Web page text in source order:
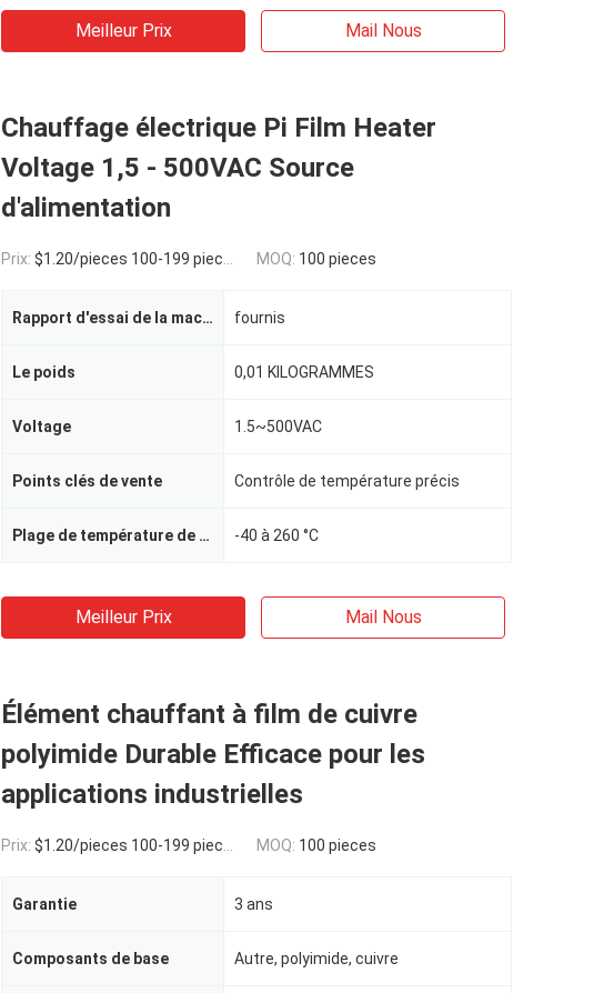
Meilleur Prix Mail Nous
Chauffage électrique Pi Film Heater
Voltage 1,5 - 500VAC Source
d'alimentation
Prix: $1.20/pieces 100-199 pieces MOQ: 100 pieces
Rapport d'essai de la machine fournis
Le poids 0,01 KILOGRAMMES
Voltage 1.5~500VAC
Points clés de vente Contrôle de température précis
Plage de température de fonctionnement -40 à 260 °C
Meilleur Prix Mail Nous
Élément chauffant à film de cuivre
polyimide Durable Efficace pour les
applications industrielles
Prix: $1.20/pieces 100-199 pieces MOQ: 100 pieces
Garantie 3 ans
Composants de base Autre, polyimide, cuivre